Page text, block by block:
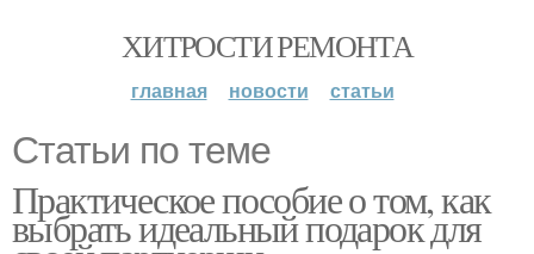
ХИТРОСТИ РЕМОНТА
главная новости статьи
Статьи по теме
Практическое пособие о том, как
выбрать идеальный подарок для